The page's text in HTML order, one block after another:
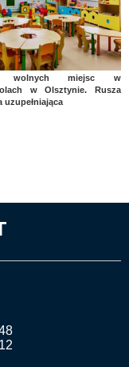
wolnych miejsc w
w Olsztynie. Rusza
uzupełniająca